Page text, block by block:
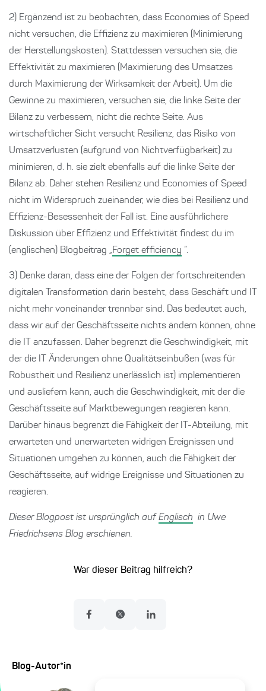
2) Ergänzend ist zu beobachten, dass Economies of Speed
nicht versuchen, die Effizienz zu maximieren (Minimierung
der Herstellungskosten). Stattdessen versuchen sie, die
Effektivität zu maximieren (Maximierung des Umsatzes
durch Maximierung der Wirksamkeit der Arbeit). Um die
Gewinne zu maximieren, versuchen sie, die linke Seite der
Bilanz zu verbessern, nicht die rechte Seite. Aus
wirtschaftlicher Sicht versucht Resilienz, das Risiko von
Umsatzverlusten (aufgrund von Nichtverfügbarkeit) zu
minimieren, d. h. sie zielt ebenfalls auf die linke Seite der
Bilanz ab. Daher stehen Resilienz und Economies of Speed
nicht im Widerspruch zueinander, wie dies bei Resilienz und
Effizienz-Besessenheit der Fall ist. Eine ausführlichere
Diskussion über Effizienz und Effektivität findest du im
(englischen) Blogbeitrag „Forget efficiency ”.
3) Denke daran, dass eine der Folgen der fortschreitenden
digitalen Transformation darin besteht, dass Geschäft und IT
nicht mehr voneinander trennbar sind. Das bedeutet auch,
dass wir auf der Geschäftsseite nichts ändern können, ohne
die IT anzufassen. Daher begrenzt die Geschwindigkeit, mit
der die IT Änderungen ohne Qualitätseinbußen (was für
Robustheit und Resilienz unerlässlich ist) implementieren
und ausliefern kann, auch die Geschwindigkeit, mit der die
Geschäftsseite auf Marktbewegungen reagieren kann.
Darüber hinaus begrenzt die Fähigkeit der IT-Abteilung, mit
erwarteten und unerwarteten widrigen Ereignissen und
Situationen umgehen zu können, auch die Fähigkeit der
Geschäftsseite, auf widrige Ereignisse und Situationen zu
reagieren.
Dieser Blogpost ist ursprünglich auf Englisch in Uwe
Friedrichsens Blog erschienen.
War dieser Beitrag hilfreich?
Blog-Autor*in